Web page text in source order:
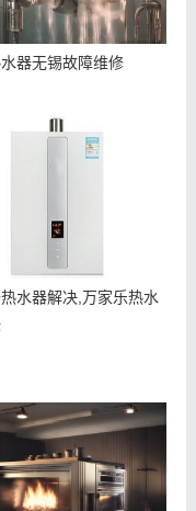
器无锡故障维修
水器解决,万家乐热水